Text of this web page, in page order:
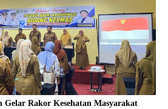
Gelar Rakor Kesehatan Masyarakat